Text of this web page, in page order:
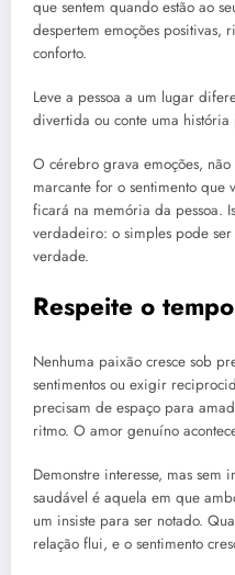
que sentem quando estão ao
despertem emoções positivas,
conforto.
Leve a pessoa a um lugar
divertida ou conte uma
O cérebro grava emoções,
marcante for o sentimento que
ficará na memória da pessoa.
verdadeiro: o simples pode
verdade.
Respeite o
Nenhuma paixão cresce sob
sentimentos ou exigir
precisam de espaço para
ritmo. O amor genuíno
Demonstre interesse, mas
saudável é aquela em que
um insiste para ser notado.
relação flui, e o sentimento